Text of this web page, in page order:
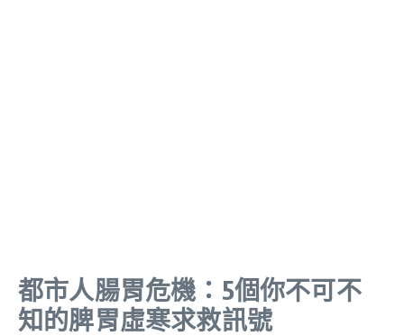
都市人腸胃危機：5個你不可不
知的脾胃虛寒求救訊號